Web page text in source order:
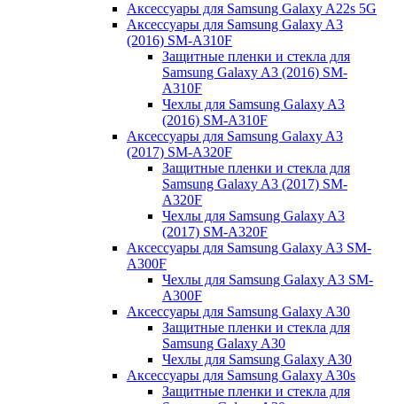
Аксессуары для Samsung Galaxy A22s 5G
Аксессуары для Samsung Galaxy A3
(2016) SM-A310F
Защитные пленки и стекла для
Samsung Galaxy A3 (2016) SM-
A310F
Чехлы для Samsung Galaxy A3
(2016) SM-A310F
Аксессуары для Samsung Galaxy A3
(2017) SM-A320F
Защитные пленки и стекла для
Samsung Galaxy A3 (2017) SM-
A320F
Чехлы для Samsung Galaxy A3
(2017) SM-A320F
Аксессуары для Samsung Galaxy A3 SM-
A300F
Чехлы для Samsung Galaxy A3 SM-
A300F
Аксессуары для Samsung Galaxy A30
Защитные пленки и стекла для
Samsung Galaxy A30
Чехлы для Samsung Galaxy A30
Аксессуары для Samsung Galaxy A30s
Защитные пленки и стекла для